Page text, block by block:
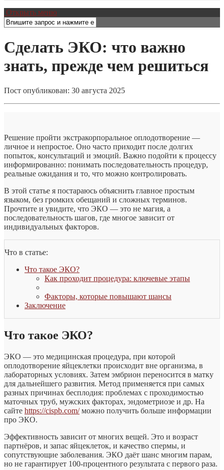
Открыть меню
Сделать ЭКО: что важно
знать, прежде чем решиться
Пост опубликован: 30 августа 2025
Решение пройти экстракорпоральное оплодотворение —
личное и непростое. Оно часто приходит после долгих
попыток, консультаций и эмоций. Важно подойти к процессу
информированно: понимать последовательность процедур,
реальные ожидания и то, что можно контролировать.
В этой статье я постараюсь объяснить главное простым
языком, без громких обещаний и сложных терминов.
Прочтите и увидите, что ЭКО — это не магия, а
последовательность шагов, где многое зависит от
индивидуальных факторов.
Что в статье:
Что такое ЭКО?
Как проходит процедура: ключевые этапы
Факторы, которые повышают шансы
Заключение
Что такое ЭКО?
ЭКО — это медицинская процедура, при которой
оплодотворение яйцеклетки происходит вне организма, в
лабораторных условиях. Затем эмбрион переносится в матку
для дальнейшего развития. Метод применяется при самых
разных причинах бесплодия: проблемах с проходимостью
маточных труб, мужских факторах, эндометриозе и др. На
сайте https://cispb.com/можно получить больше информации
про ЭКО.
Эффективность зависит от многих вещей. Это и возраст
партнёров, и запас яйцеклеток, и качество спермы, и
сопутствующие заболевания. ЭКО даёт шанс многим парам,
но не гарантирует 100-процентного результата с первого раза.